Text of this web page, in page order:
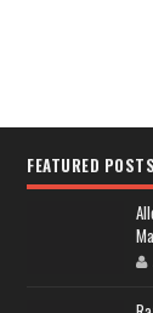
FEATURED POSTS